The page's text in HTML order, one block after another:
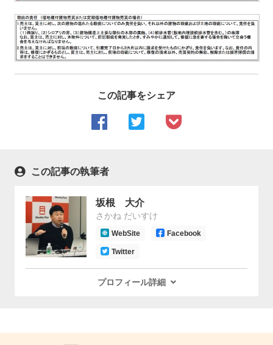
この記事をシェア
この記事の執筆者
坂根 大介
さかね だいすけ
WebSite Facebook
Twitter
プロフィール詳細